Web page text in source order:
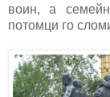
воин, а
потомци го